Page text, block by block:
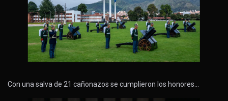
Con una salva de 21 cañonazos se cumplieron los honores…